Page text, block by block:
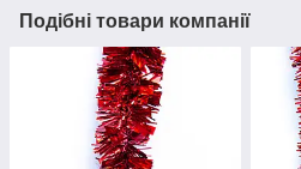
Подібні товари компанії